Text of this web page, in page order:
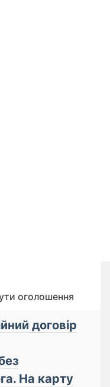
оголошення
договір
На карту